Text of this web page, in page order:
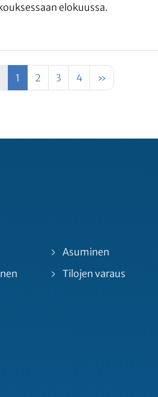
elokuussa.
1 2 3 4 »
Asuminen
Tilojen varaus